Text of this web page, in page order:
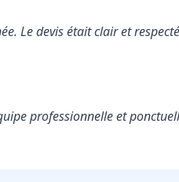
Le devis était clair et
professionnelle et